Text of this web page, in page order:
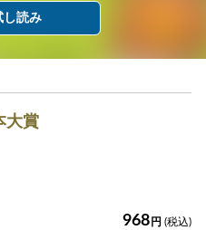
し読み
大賞
968 円 (税込)